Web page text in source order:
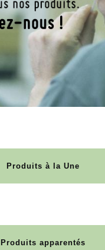
Produits à la Une
Produits apparentés